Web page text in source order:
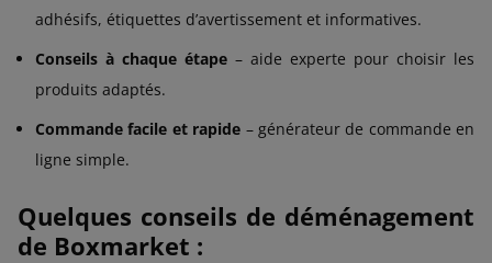
adhésifs, étiquettes d’avertissement et informatives.
Conseils à chaque étape – aide experte pour choisir les
produits adaptés.
Commande facile et rapide – générateur de commande en
ligne simple.
Quelques conseils de déménagement
de Boxmarket :